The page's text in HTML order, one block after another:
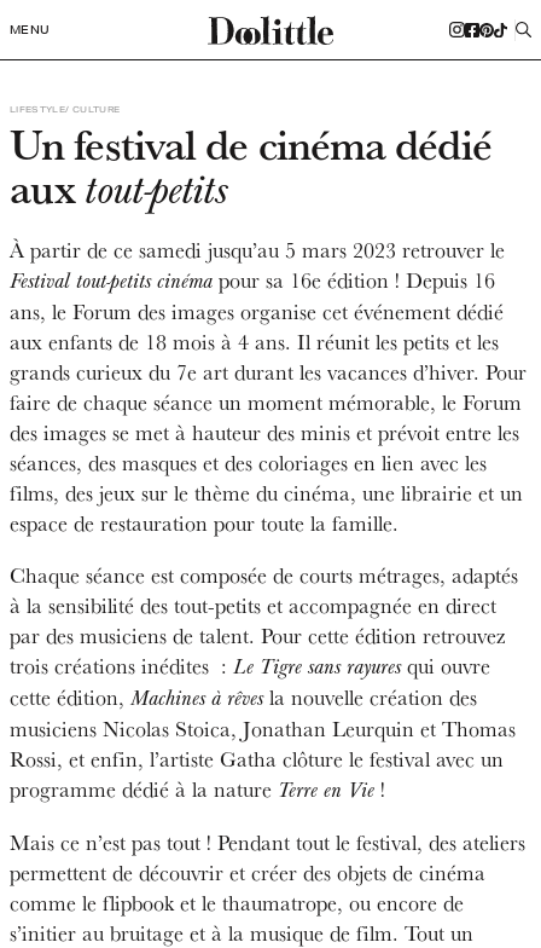
MENU
CULTURE
LIFESTYLE
Un festival de cinéma dédié
auxtout-petits
À partir de ce samedi jusqu’au 5 mars 2023 retrouver le
Festival tout-petits cinéma pour sa 16e édition ! Depuis 16
ans, le Forum des images organise cet événement dédié
aux enfants de 18 mois à 4 ans. Il réunit les petits et les
grands curieux du 7e art durant les vacances d’hiver. Pour
faire de chaque séance un moment mémorable, le Forum
des images se met à hauteur des minis et prévoit entre les
séances, des masques et des coloriages en lien avec les
films, des jeux sur le thème du cinéma, une librairie et un
espace de restauration pour toute la famille.
Chaque séance est composée de courts métrages, adaptés
à la sensibilité des tout-petits et accompagnée en direct
par des musiciens de talent. Pour cette édition retrouvez
trois créations inédites : Le Tigre sans rayuresqui ouvre
cette édition, Machines à rêvesla nouvelle création des
musiciens Nicolas Stoica, Jonathan Leurquin et Thomas
Rossi, et enfin, l’artiste Gatha clôture le festival avec un
programme dédié à la nature Terre en Vie !
Mais ce n’est pas tout ! Pendant tout le festival, des ateliers
permettent de découvrir et créer des objets de cinéma
comme le flipbook et le thaumatrope, ou encore de
s’initier au bruitage et à la musique de film. Tout un